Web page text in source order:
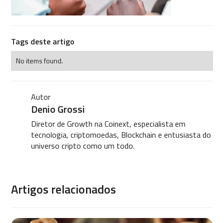
Tags deste artigo
No items found.
Autor
Denio Grossi
Diretor de Growth na Coinext, especialista em
tecnologia, criptomoedas, Blockchain e entusiasta do
universo cripto como um todo.
Artigos relacionados